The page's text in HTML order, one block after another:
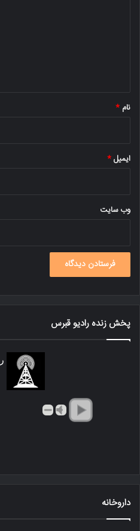
نام *
ایمیل*
وب‌ سایت
پخش زنده رادیو قبرس
داروخانه